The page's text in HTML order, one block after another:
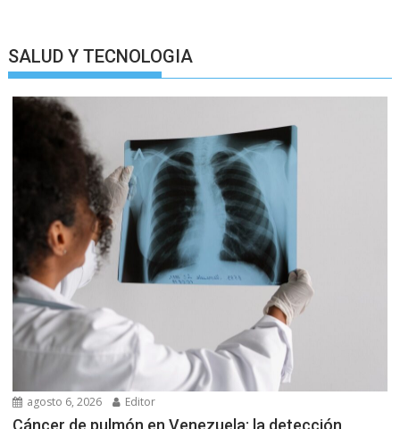
SALUD Y TECNOLOGIA
agosto 6, 2026 Editor